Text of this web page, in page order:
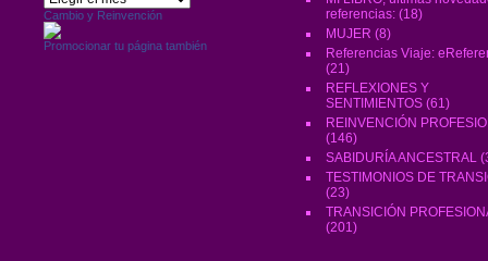
Cambio y Reinvención
Promocionar tu página también
referencias: (18)
MUJER (8)
Referencias Viaje:
(21)
REFLEXIONES Y
SENTIMIENTOS (61)
REINVENCIÓN
(146)
SABIDURÍA ANCESTRAL
TESTIMONIOS DE
(23)
TRANSICIÓN
(201)